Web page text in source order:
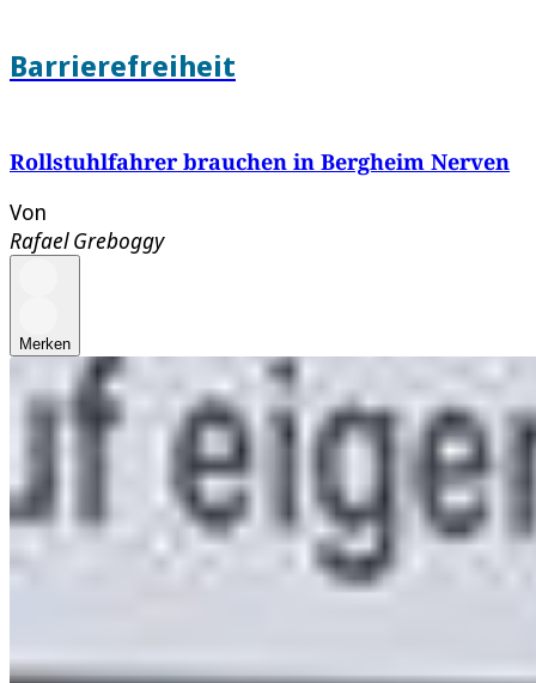
Barrierefreiheit
Rollstuhlfahrer brauchen in Bergheim Nerven
Von
Rafael Greboggy
Merken